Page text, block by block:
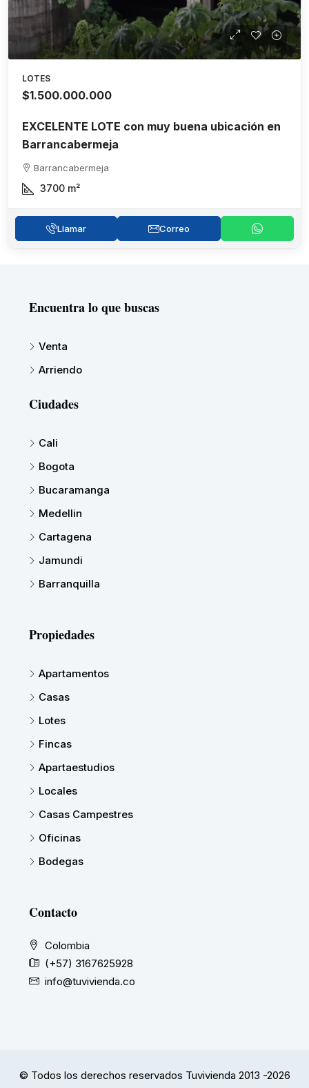
LOTES
$1.500.000.000
EXCELENTE LOTE con muy buena ubicación en
Barrancabermeja
Barrancabermeja
3700 m²
Llamar Correo
Encuentra lo que buscas
Venta
Arriendo
Ciudades
Cali
Bogota
Bucaramanga
Medellin
Cartagena
Jamundi
Barranquilla
Propiedades
Apartamentos
Casas
Lotes
Fincas
Apartaestudios
Locales
Casas Campestres
Oficinas
Bodegas
Contacto
Colombia
(+57) 3167625928
info@tuvivienda.co
© Todos los derechos reservados Tuvivienda 2013 -2026